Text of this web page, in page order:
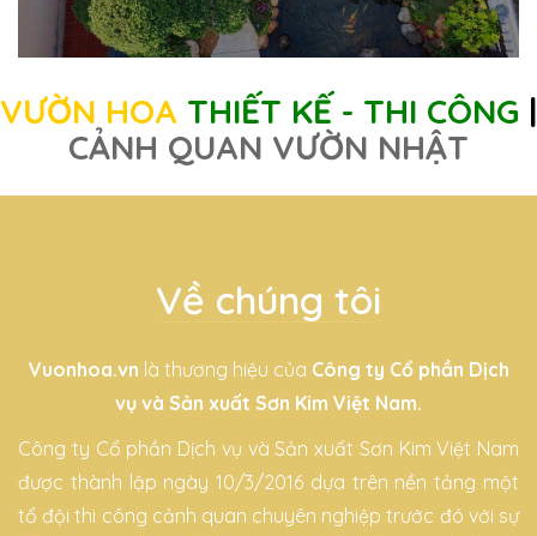
VƯỜN HOA THIẾT KẾ - THI CÔNG |
CẢNH QUAN VƯỜN NHẬT
Về chúng tôi
Vuonhoa.vn là thương hiệu của Công ty Cổ phần Dịch
vụ và Sản xuất Sơn Kim Việt Nam.
Công ty Cổ phần Dịch vụ và Sản xuất Sơn Kim Việt Nam
được thành lập ngày 10/3/2016 dựa trên nền tảng một
tổ đội thi công cảnh quan chuyên nghiệp trước đó với sự